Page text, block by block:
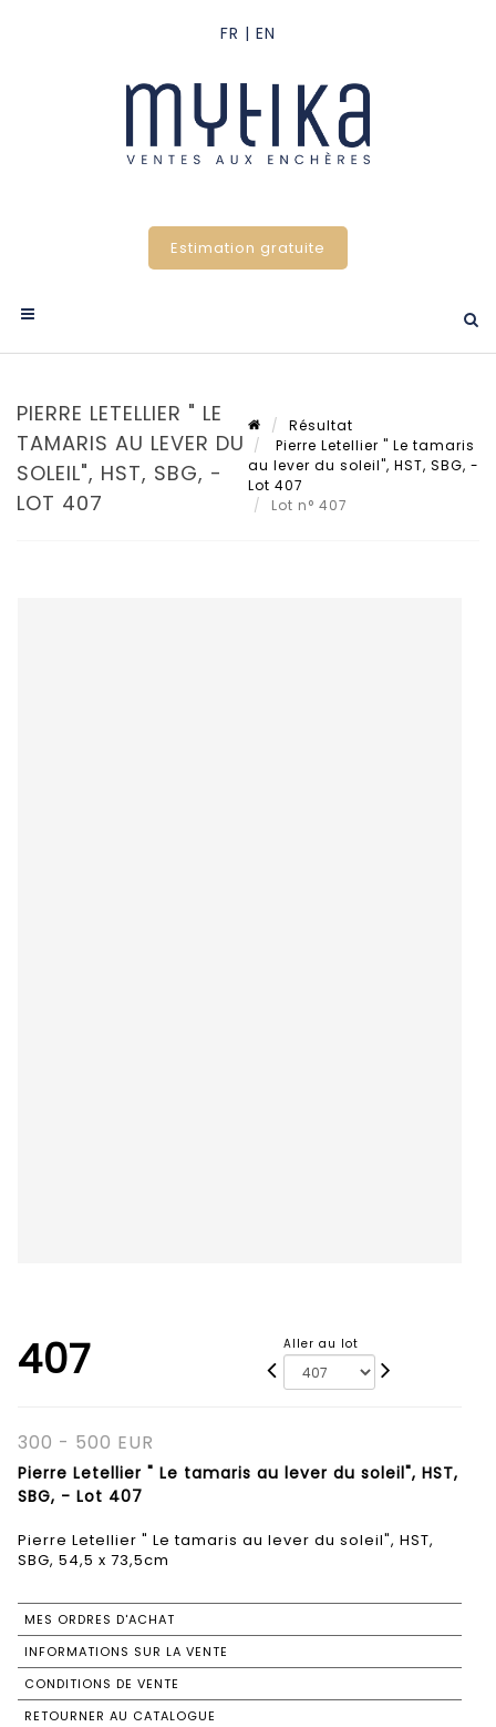
Estimation gratuite
PIERRE LETELLIER " LE
TAMARIS AU LEVER DU
SOLEIL", HST, SBG, -
LOT 407
Résultat
Pierre Letellier " Le tamaris
au lever du soleil", HST, SBG, -
Lot 407
Lot n° 407
407 Aller au lot
300 - 500 EUR
Pierre Letellier " Le tamaris au lever du soleil", HST,
SBG, - Lot 407
Pierre Letellier " Le tamaris au lever du soleil", HST,
SBG, 54,5 x 73,5cm
MES ORDRES D'ACHAT
INFORMATIONS SUR LA VENTE
CONDITIONS DE VENTE
RETOURNER AU CATALOGUE